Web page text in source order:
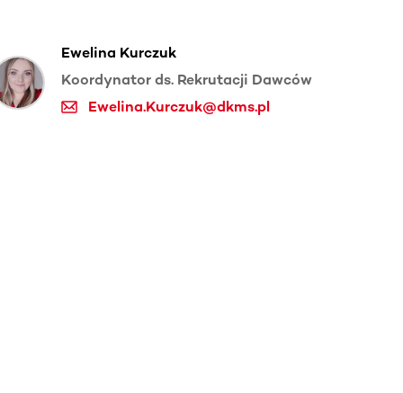
Ewelina Kurczuk
Koordynator ds. Rekrutacji Dawców
Ewelina.Kurczuk@dkms.pl